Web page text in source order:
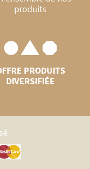
produits
PRODUITS
DIVERSIFIÉE